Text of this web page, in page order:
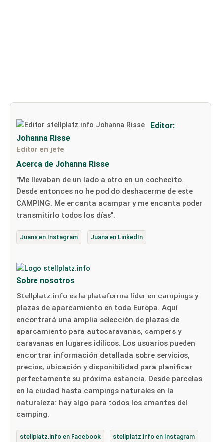
Editor:
Johanna Risse
Editor en jefe
Acerca de Johanna Risse
"Me llevaban de un lado a otro en un cochecito.
Desde entonces no he podido deshacerme de este
CAMPING. Me encanta acampar y me encanta poder
transmitirlo todos los días".
Juana en Instagram Juana en LinkedIn
Sobre nosotros
Stellplatz.info es la plataforma líder en campings y
plazas de aparcamiento en toda Europa. Aquí
encontrará una amplia selección de plazas de
aparcamiento para autocaravanas, campers y
caravanas en lugares idílicos. Los usuarios pueden
encontrar información detallada sobre servicios,
precios, ubicación y disponibilidad para planificar
perfectamente su próxima estancia. Desde parcelas
en la ciudad hasta campings naturales en la
naturaleza: hay algo para todos los amantes del
camping.
stellplatz.info en Facebook stellplatz.info en Instagram